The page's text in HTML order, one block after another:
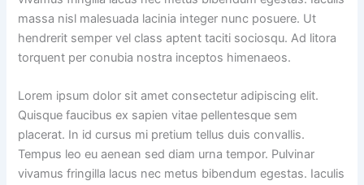
massa nisl malesuada lacinia integer nunc posuere. Ut
hendrerit semper vel class aptent taciti sociosqu. Ad litora
torquent per conubia nostra inceptos himenaeos.
Lorem ipsum dolor sit amet consectetur adipiscing elit.
Quisque faucibus ex sapien vitae pellentesque sem
placerat. In id cursus mi pretium tellus duis convallis.
Tempus leo eu aenean sed diam urna tempor. Pulvinar
vivamus fringilla lacus nec metus bibendum egestas. Iaculis